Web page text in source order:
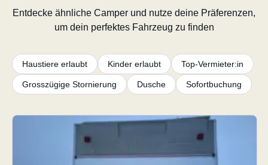
Entdecke ähnliche Camper und nutze deine Präferenzen,
um dein perfektes Fahrzeug zu finden
Haustiere erlaubt Kinder erlaubt Top-Vermieter:in
Grosszügige Stornierung Dusche Sofortbuchung